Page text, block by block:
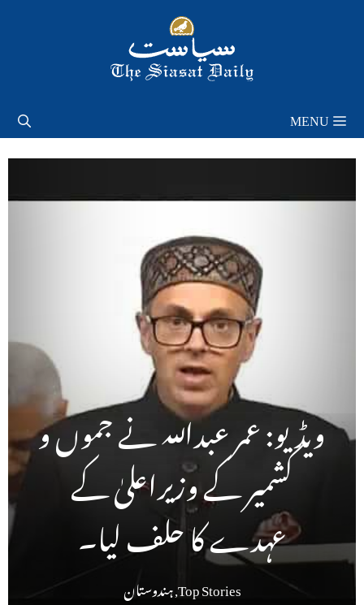
MENU
ویڈیو: عمر عبداللہ نے جموں و
کشمیر کے وزیراعلیٰ کے
عہدے کا حلف لیا۔
Top Stories
,ہندوستان